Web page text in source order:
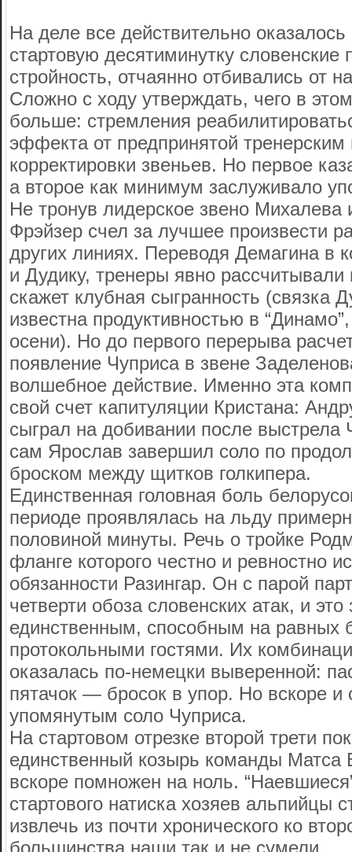
На деле все действительно оказалось
стартовую десятиминутку словенские
стройность, отчаянно отбивались от
Сложно с ходу утверждать, чего в
больше: стремления
эффекта от предпринятой
корректировки звеньев. Но первое
а второе как минимум заслуживало
Не тронув лидерское звено Михалева
Фрэйзер счел за лучшее произвести
других линиях. Переводя Демагина в
и Дудику, тренеры явно рассчитывали
скажет клубная сыгранность (связка
известна продуктивностью в
осени). Но до первого перерыва
появление Чуприса в звене
волшебное действие. Именно эта
свой счет капитуляции Кристана:
сыграл на добивании после выстрела
сам Ярослав завершил соло по
броском между щитков голкипера.
Единственная головная боль
периоде проявлялась на льду
половиной минуты. Речь о тройке
фланге которого честно и ревностно
обязанности Разингар. Он с парой
четверти обоза словенских атак, и
единственным, способным на равных
протокольными гостями. Их
оказалась по-немецки выверенной:
пятачок — бросок в упор. Но вскоре и
упомянутым соло Чуприса.
На стартовом отрезке второй трети
единственный козырь команды Матса
вскоре помножен на ноль.
стартового натиска хозяев альпийцы
извлечь из почти хронического ко
большинства наши так и не сумели.